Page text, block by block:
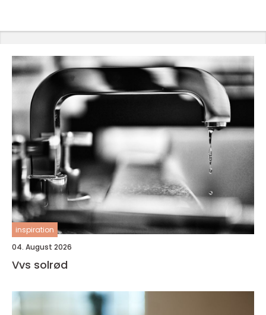
inspiration
04. August 2026
Vvs solrød